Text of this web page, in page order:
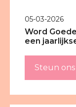
05-03-2026
Word
een
Steun ons